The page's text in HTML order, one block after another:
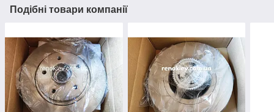
Подібні товари компанії